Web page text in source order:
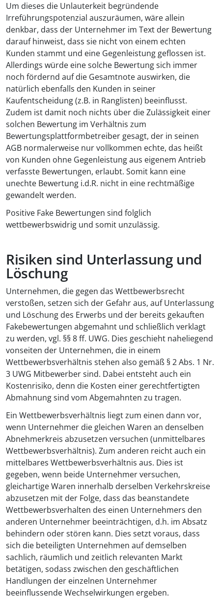
Um dieses die Unlauterkeit begründende
Irreführungspotenzial auszuräumen, wäre allein
denkbar, dass der Unternehmer im Text der Bewertung
darauf hinweist, dass sie nicht von einem echten
Kunden stammt und eine Gegenleistung geflossen ist.
Allerdings würde eine solche Bewertung sich immer
noch fördernd auf die Gesamtnote auswirken, die
natürlich ebenfalls den Kunden in seiner
Kaufentscheidung (z.B. in Ranglisten) beeinflusst.
Zudem ist damit noch nichts über die Zulässigkeit einer
solchen Bewertung im Verhältnis zum
Bewertungsplattformbetreiber gesagt, der in seinen
AGB normalerweise nur vollkommen echte, das heißt
von Kunden ohne Gegenleistung aus eigenem Antrieb
verfasste Bewertungen, erlaubt. Somit kann eine
unechte Bewertung i.d.R. nicht in eine rechtmäßige
gewandelt werden.
Positive Fake Bewertungen sind folglich
wettbewerbswidrig und somit unzulässig.
Risiken sind Unterlassung und
Löschung
Unternehmen, die gegen das Wettbewerbsrecht
verstoßen, setzen sich der Gefahr aus, auf Unterlassung
und Löschung des Erwerbs und der bereits gekauften
Fakebewertungen abgemahnt und schließlich verklagt
zu werden, vgl. §§ 8 ff. UWG. Dies geschieht naheliegend
vonseiten der Unternehmen, die in einem
Wettbewerbsverhältnis stehen also gemäß § 2 Abs. 1 Nr.
3 UWG Mitbewerber sind. Dabei entsteht auch ein
Kostenrisiko, denn die Kosten einer gerechtfertigten
Abmahnung sind vom Abgemahnten zu tragen.
Ein Wettbewerbsverhältnis liegt zum einen dann vor,
wenn Unternehmer die gleichen Waren an denselben
Abnehmerkreis abzusetzen versuchen (unmittelbares
Wettbewerbsverhältnis). Zum anderen reicht auch ein
mittelbares Wettbewerbsverhältnis aus. Dies ist
gegeben, wenn beide Unternehmer versuchen,
gleichartige Waren innerhalb derselben Verkehrskreise
abzusetzen mit der Folge, dass das beanstandete
Wettbewerbsverhalten des einen Unternehmers den
anderen Unternehmer beeinträchtigen, d.h. im Absatz
behindern oder stören kann. Dies setzt voraus, dass
sich die beteiligten Unternehmen auf demselben
sachlich, räumlich und zeitlich relevanten Markt
betätigen, sodass zwischen den geschäftlichen
Handlungen der einzelnen Unternehmer
beeinflussende Wechselwirkungen ergeben.